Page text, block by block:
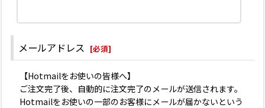
メールアドレス [必須]
【Hotmailをお使いの皆様へ】
ご注文完了後、自動的に注文完了のメールが送信されます。
Hotmailをお使いの一部のお客様にメールが届かないという